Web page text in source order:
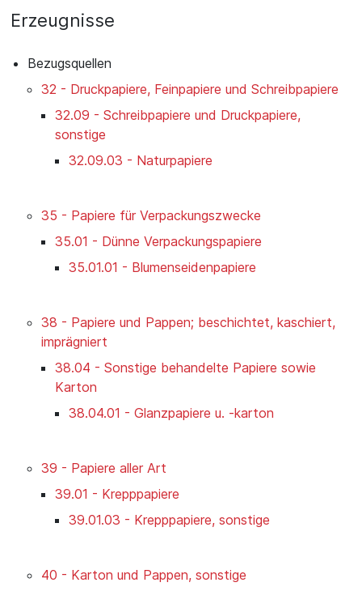
Erzeugnisse
Bezugsquellen
32 - Druckpapiere, Feinpapiere und Schreibpapiere
32.09 - Schreibpapiere und Druckpapiere,
sonstige
32.09.03 - Naturpapiere
35 - Papiere für Verpackungszwecke
35.01 - Dünne Verpackungspapiere
35.01.01 - Blumenseidenpapiere
38 - Papiere und Pappen; beschichtet, kaschiert,
imprägniert
38.04 - Sonstige behandelte Papiere sowie
Karton
38.04.01 - Glanzpapiere u. -karton
39 - Papiere aller Art
39.01 - Krepppapiere
39.01.03 - Krepppapiere, sonstige
40 - Karton und Pappen, sonstige